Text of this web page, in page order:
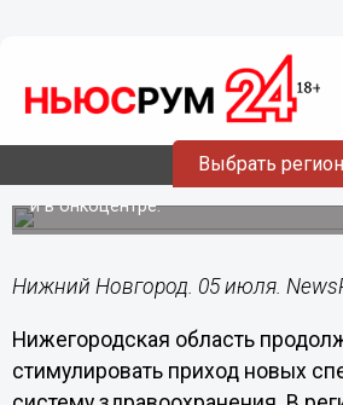
Выбрать регион
Нижегородская область
врачам ряда
рублей
Речь идет о мерах пополнения
и в онкоцентре.
Нижний Новгород. 05 июля.
Нижегородская область
стимулировать приход новых